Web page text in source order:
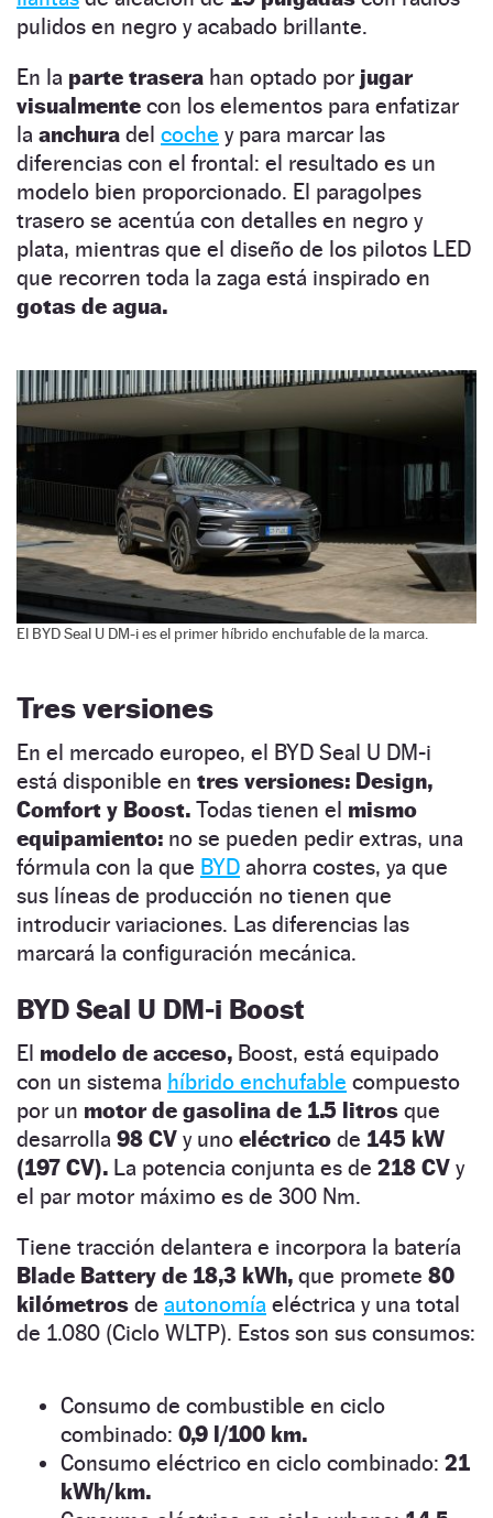
pulidos en negro y acabado brillante.
En la parte trasera han optado por jugar
visualmente con los elementos para enfatizar
la anchura del coche y para marcar las
diferencias con el frontal: el resultado es un
modelo bien proporcionado. El paragolpes
trasero se acentúa con detalles en negro y
plata, mientras que el diseño de los pilotos LED
que recorren toda la zaga está inspirado en
gotas de agua.
El BYD Seal U DM-i es el primer híbrido enchufable de la marca.
Tres versiones
En el mercado europeo, el BYD Seal U DM-i
está disponible en tres versiones: Design,
Comfort y Boost. Todas tienen el mismo
equipamiento: no se pueden pedir extras, una
fórmula con la que BYD ahorra costes, ya que
sus líneas de producción no tienen que
introducir variaciones. Las diferencias las
marcará la configuración mecánica.
BYD Seal U DM-i Boost
El modelo de acceso, Boost, está equipado
con un sistema híbrido enchufable compuesto
por un motor de gasolina de 1.5 litros que
desarrolla 98 CV y uno eléctrico de 145 kW
(197 CV). La potencia conjunta es de 218 CV y
el par motor máximo es de 300 Nm.
Tiene tracción delantera e incorpora la batería
Blade Battery de 18,3 kWh, que promete 80
kilómetros de autonomía eléctrica y una total
de 1.080 (Ciclo WLTP). Estos son sus consumos:
Consumo de combustible en ciclo
combinado: 0,9 l/100 km.
Consumo eléctrico en ciclo combinado: 21
kWh/km.